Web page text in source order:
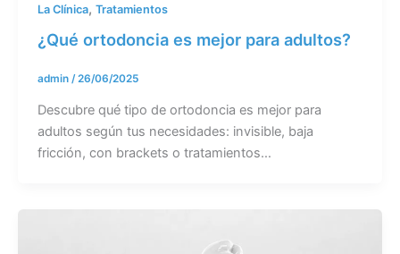
La Clínica, Tratamientos
¿Qué ortodoncia es mejor para adultos?
admin /26/06/2025
Descubre qué tipo de ortodoncia es mejor para
adultos según tus necesidades: invisible, baja
fricción, con brackets o tratamientos…